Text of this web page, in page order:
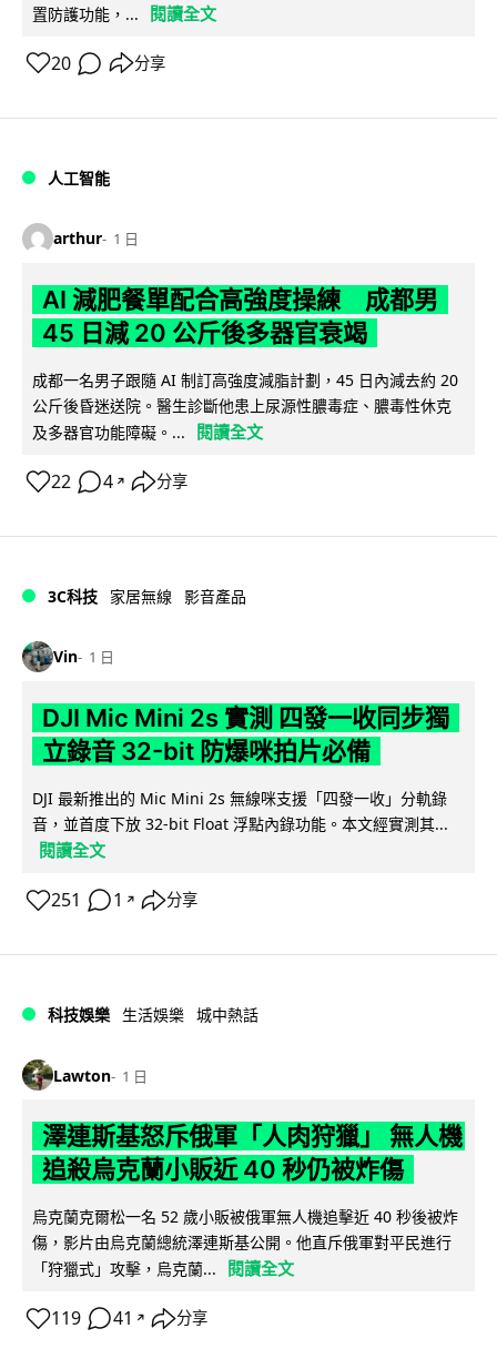
置防護功能，...
閱讀全文
20 分享
人工智能
arthur 1 日
AI 減肥餐單配合高強度操練 成都男
45 日減 20 公斤後多器官衰竭
成都一名男子跟隨 AI 制訂高強度減脂計劃，45 日內減去約 20
公斤後昏迷送院。醫生診斷他患上尿源性膿毒症、膿毒性休克
及多器官功能障礙。...
閱讀全文
22 4 ↗ 分享
3C科技 家居無線 影音產品
Vin 1 日
DJI Mic Mini 2s 實測 四發一收同步獨
立錄音 32-bit 防爆咪拍片必備
DJI 最新推出的 Mic Mini 2s 無線咪支援「四發一收」分軌錄
音，並首度下放 32-bit Float 浮點內錄功能。本文經實測其...
閱讀全文
251 1 ↗ 分享
科技娛樂 生活娛樂 城中熱話
Lawton 1 日
澤連斯基怒斥俄軍「人肉狩獵」 無人機
追殺烏克蘭小販近 40 秒仍被炸傷
烏克蘭克爾松一名 52 歲小販被俄軍無人機追擊近 40 秒後被炸
傷，影片由烏克蘭總統澤連斯基公開。他直斥俄軍對平民進行
「狩獵式」攻擊，烏克蘭...
閱讀全文
119 41 ↗ 分享